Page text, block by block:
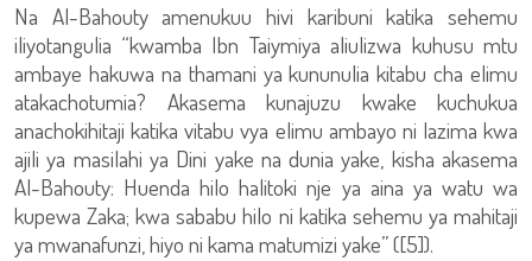
Na Al-Bahouty amenukuu hivi karibuni katika sehemu
iliyotangulia “kwamba Ibn Taiymiya aliulizwa kuhusu mtu
ambaye hakuwa na thamani ya kununulia kitabu cha elimu
atakachotumia? Akasema kunajuzu kwake kuchukua
anachokihitaji katika vitabu vya elimu ambayo ni lazima kwa
ajili ya masilahi ya Dini yake na dunia yake, kisha akasema
Al-Bahouty: Huenda hilo halitoki nje ya aina ya watu wa
kupewa Zaka; kwa sababu hilo ni katika sehemu ya mahitaji
ya mwanafunzi, hiyo ni kama matumizi yake” ([5]).